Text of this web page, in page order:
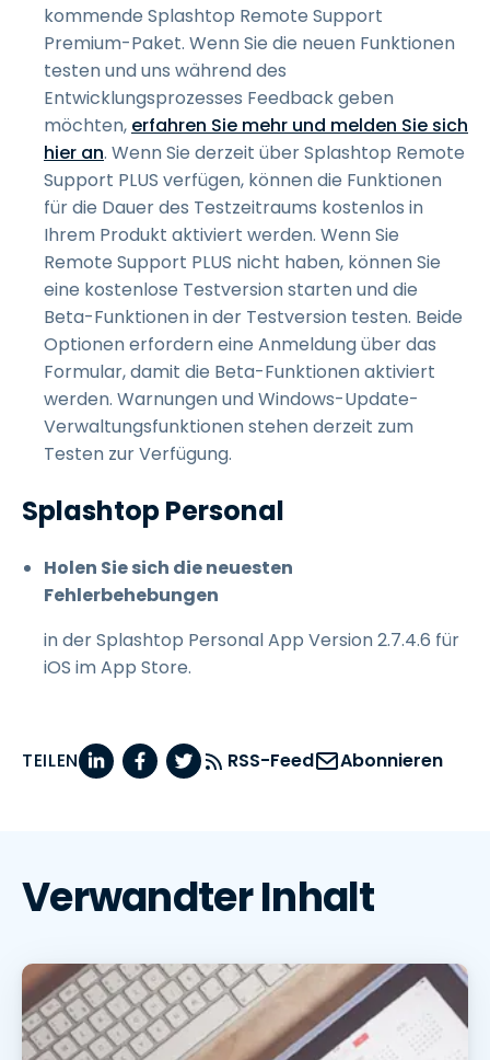
kommende Splashtop Remote Support
Premium-Paket. Wenn Sie die neuen Funktionen
testen und uns während des
Entwicklungsprozesses Feedback geben
möchten, erfahren Sie mehr und melden Sie sich
hier an. Wenn Sie derzeit über Splashtop Remote
Support PLUS verfügen, können die Funktionen
für die Dauer des Testzeitraums kostenlos in
Ihrem Produkt aktiviert werden. Wenn Sie
Remote Support PLUS nicht haben, können Sie
eine kostenlose Testversion starten und die
Beta-Funktionen in der Testversion testen. Beide
Optionen erfordern eine Anmeldung über das
Formular, damit die Beta-Funktionen aktiviert
werden. Warnungen und Windows-Update-
Verwaltungsfunktionen stehen derzeit zum
Testen zur Verfügung.
Splashtop Personal
Holen Sie sich die neuesten
Fehlerbehebungen
in der Splashtop Personal App Version 2.7.4.6 für
iOS im App Store.
TEILEN RSS-Feed Abonnieren
Verwandter Inhalt